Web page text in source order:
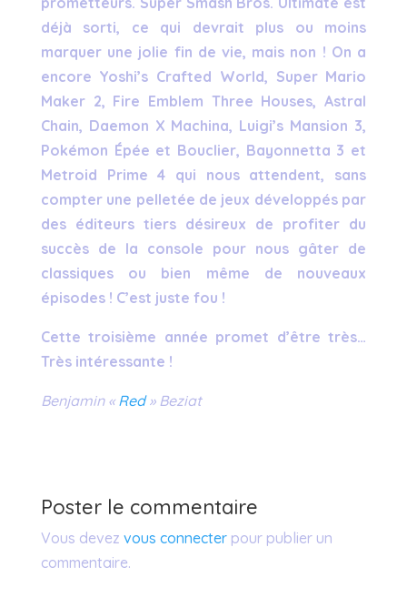
déjà sorti, ce qui devrait plus ou moins
marquer une jolie fin de vie, mais non ! On a
encore Yoshi’s Crafted World, Super Mario
Maker 2, Fire Emblem Three Houses, Astral
Chain, Daemon X Machina, Luigi’s Mansion 3,
Pokémon Épée et Bouclier, Bayonnetta 3 et
Metroid Prime 4 qui nous attendent, sans
compter une pelletée de jeux développés par
des éditeurs tiers désireux de profiter du
succès de la console pour nous gâter de
classiques ou bien même de nouveaux
épisodes ! C’est juste fou !
Cette troisième année promet d’être très…
Très intéressante !
Benjamin « Red» Beziat
Poster le commentaire
Vous devez vous connecterpour publier un
commentaire.